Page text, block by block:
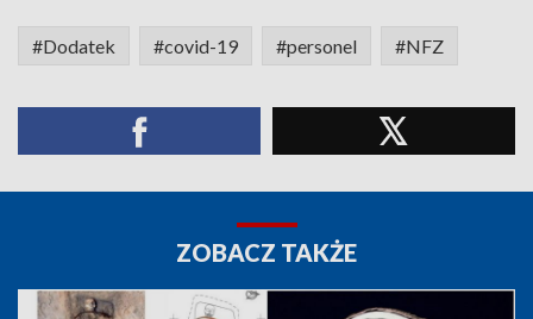
#Dodatek #covid-19 #personel #NFZ
ZOBACZ TAKŻE